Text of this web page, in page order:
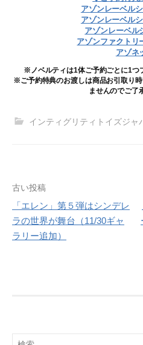
アゾンレーベル
アゾンレーベル
アゾンレーベル
アゾンファクトリ
アゾネ
※ノベルティは1体ご予約ごとに1つ
※ご予約特典のお渡しは商品お引取り
ませんのでご了
インティグリティトイズジャ
投
稿
ナ
古い投稿
「エレン」第５弾はシンデレ
ラの世界が舞台（11/30ギャ
ラリー追加）
検